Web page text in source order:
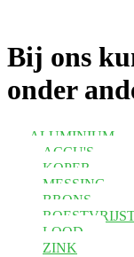
Bij ons
onder
ALUMINIUM
ACCU'S
KOPER
MESSING
BRONS
LOOD
ZINK